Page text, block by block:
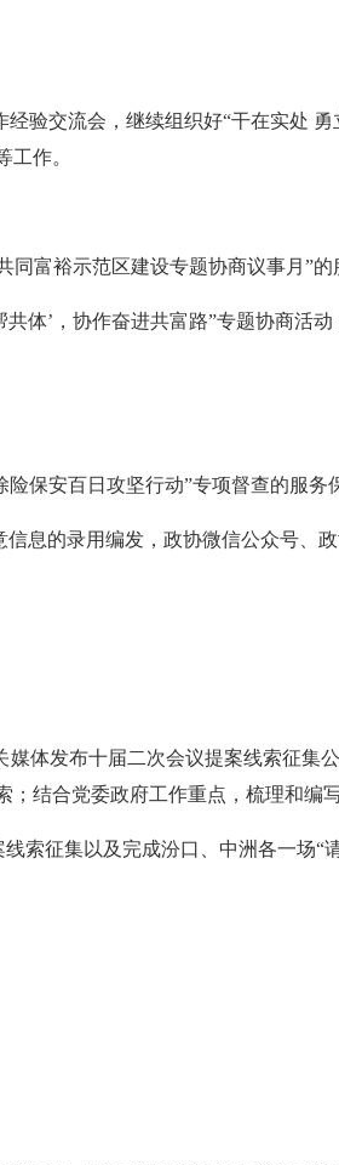
验交流会，继续组织好“干在实处
作。
富裕示范区建设专题协商议事月”的
体’，协作奋进共富路”专题协商活
保安百日攻坚行动”专项督查的服务
息的录用编发，政协微信公众号、
体发布十届二次会议提案线索征
结合党委政府工作重点，梳理和编
索征集以及完成汾口、中洲各一场“